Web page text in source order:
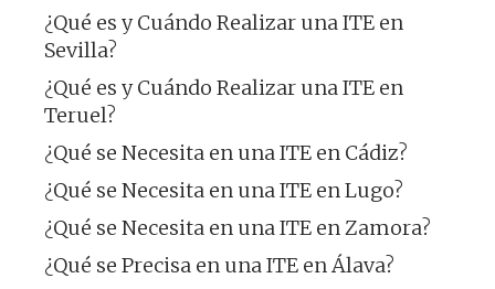
¿Qué es y Cuándo Realizar una ITE en
Sevilla?
¿Qué es y Cuándo Realizar una ITE en
Teruel?
¿Qué se Necesita en una ITE en Cádiz?
¿Qué se Necesita en una ITE en Lugo?
¿Qué se Necesita en una ITE en Zamora?
¿Qué se Precisa en una ITE en Álava?